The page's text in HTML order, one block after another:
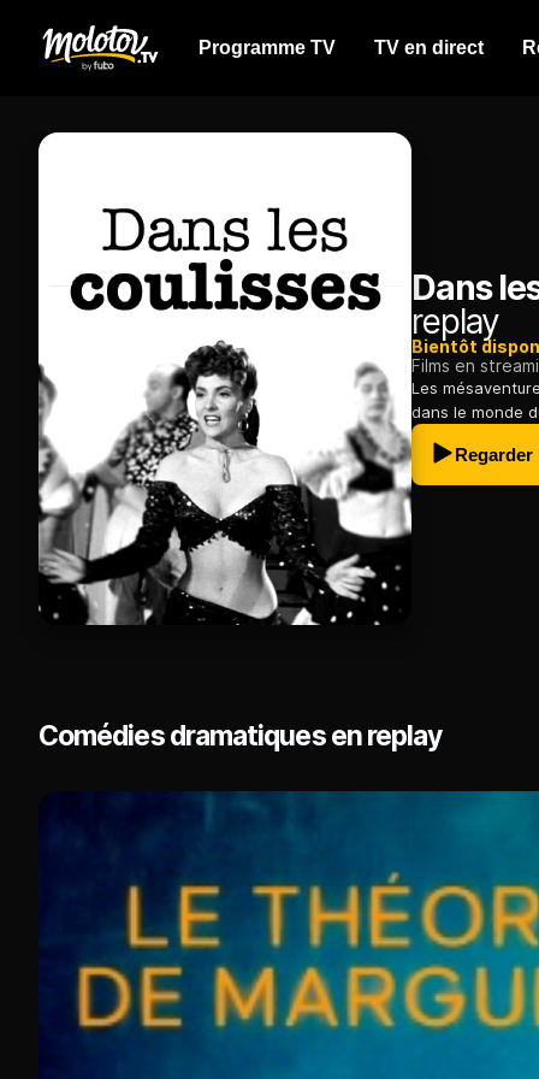
Programme TV TV en direct
Dans
replay
Bientôt
Films en
Les
dans le monde
Regarder
Comédies dramatiques en replay